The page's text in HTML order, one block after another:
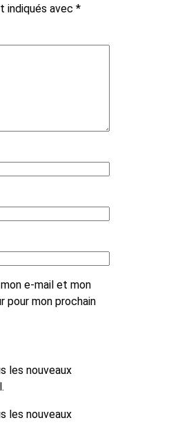
indiqués avec *
e-mail et mon
pour mon prochain
les nouveaux
les nouveaux